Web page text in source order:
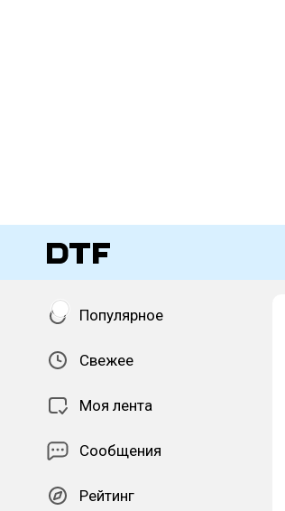
Популярное
Свежее
Моя лента
Сообщения
Рейтинг